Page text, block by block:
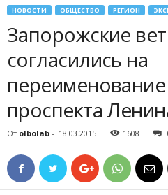
НОВОСТИ ОБЩЕСТВО РЕГИОН
Запорожские
согласились на
переименование
проспекта
От olbolab - 18.03.2015 1608